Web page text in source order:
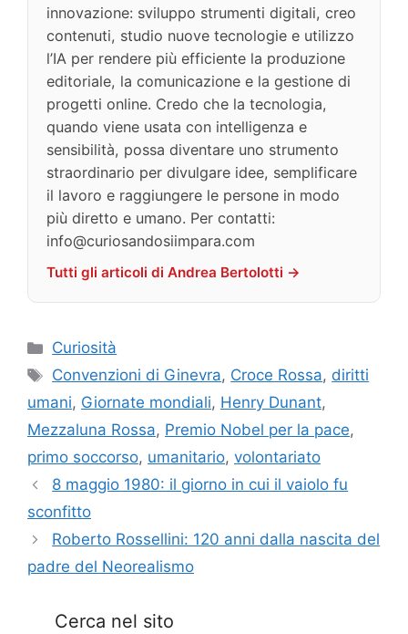
innovazione: sviluppo strumenti digitali, creo
contenuti, studio nuove tecnologie e utilizzo
l’IA per rendere più efficiente la produzione
editoriale, la comunicazione e la gestione di
progetti online. Credo che la tecnologia,
quando viene usata con intelligenza e
sensibilità, possa diventare uno strumento
straordinario per divulgare idee, semplificare
il lavoro e raggiungere le persone in modo
più diretto e umano. Per contatti:
info@curiosandosiimpara.com
Tutti gli articoli di Andrea Bertolotti →
Categorie
Curiosità
Tag
Convenzioni di Ginevra, Croce Rossa, diritti
umani, Giornate mondiali, Henry Dunant,
Mezzaluna Rossa, Premio Nobel per la pace,
primo soccorso, umanitario, volontariato
8 maggio 1980: il giorno in cui il vaiolo fu
sconfitto
Roberto Rossellini: 120 anni dalla nascita del
padre del Neorealismo
Cerca nel sito